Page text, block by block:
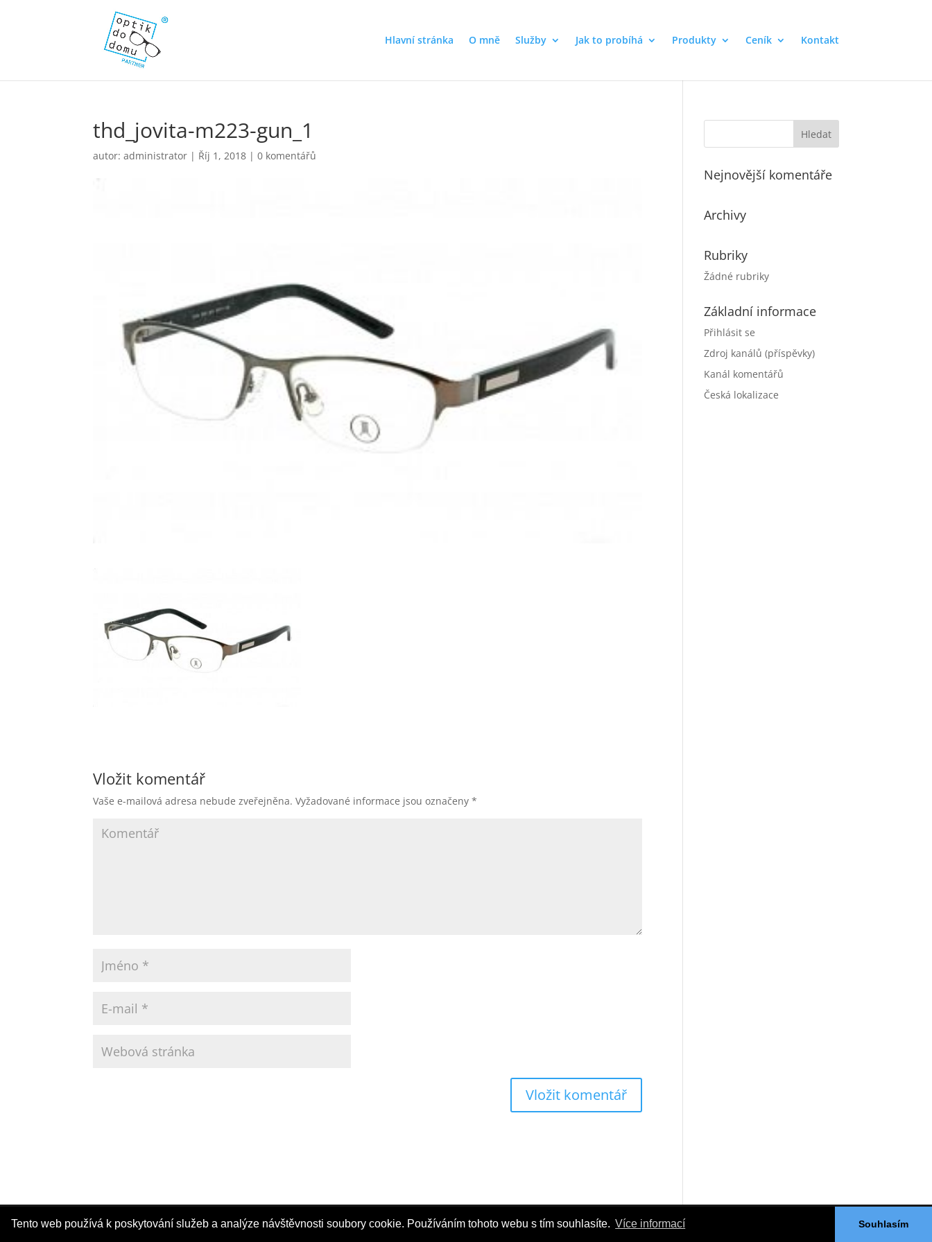
Tento web používá k poskytování služeb a analýze návštěvnosti soubory cookie. Používáním tohoto webu s tím souhlasíte. Více informací Souhlasím
Hlavní stránka O mně Služby Jak to probíhá Produkty Ceník Kontakt
thd_jovita-m223-gun_1
autor:administrator | Říj 1, 2018 |0 komentářů
Vložit komentář
Vaše e-mailová adresa nebude zveřejněna. Vyžadované informace jsou označeny*
Nejnovější komentáře
Archivy
Rubriky
Žádné rubriky
Základní informace
Přihlásit se
Zdroj kanálů (příspěvky)
Kanál komentářů
Česká lokalizace
Tvorba webových stránek